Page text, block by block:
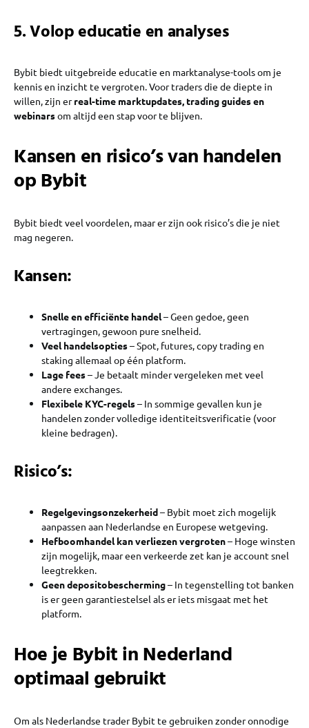
5. Volop educatie en analyses
Bybit biedt uitgebreide educatie en marktanalyse-tools om je
kennis en inzicht te vergroten. Voor traders die de diepte in
willen, zijn erreal-time marktupdates, trading guides en
webinarsom altijd een stap voor te blijven.
Kansen en risico’s van handelen
op Bybit
Bybit biedt veel voordelen, maar er zijn ook risico’s die je niet
mag negeren.
Kansen:
Snelle en efficiënte handel– Geen gedoe, geen
vertragingen, gewoon pure snelheid.
Veel handelsopties– Spot, futures, copy trading en
staking allemaal op één platform.
Lage fees– Je betaalt minder vergeleken met veel
andere exchanges.
Flexibele KYC-regels– In sommige gevallen kun je
handelen zonder volledige identiteitsverificatie (voor
kleine bedragen).
Risico’s:
Regelgevingsonzekerheid– Bybit moet zich mogelijk
aanpassen aan Nederlandse en Europese wetgeving.
Hefboomhandel kan verliezen vergroten– Hoge winsten
zijn mogelijk, maar een verkeerde zet kan je account snel
leegtrekken.
Geen depositobescherming– In tegenstelling tot banken
is er geen garantiestelsel als er iets misgaat met het
platform.
Hoe je Bybit in Nederland
optimaal gebruikt
Om als Nederlandse trader Bybit te gebruiken zonder onnodige